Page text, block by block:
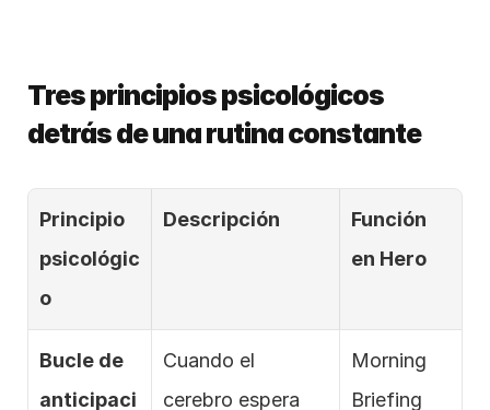
Tres principios psicológicos
detrás de una rutina constante
Principio
psicológic
o
Descripción
Función
en Hero
Bucle de
anticipaci
Cuando el
cerebro espera
Morning
Briefing